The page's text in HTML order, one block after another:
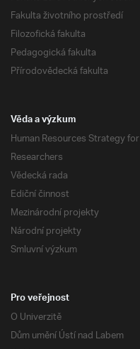
Fakulta životního prostředí
Filozofická fakulta
Pedagogická fakulta
Přírodovědecká fakulta
Věda a výzkum
Human Resources Strategy for
Researchers
Vědecká rada
Ediční činnost
Mezinárodní projekty
Národní projekty
Smluvní výzkum
Pro veřejnost
O Univerzitě
Dům umění Ústí nad Labem